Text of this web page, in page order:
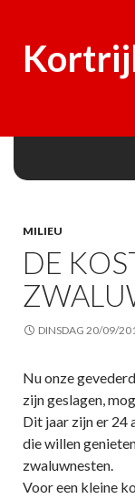
MILIEU
DE
DINSDAG 20/09/
Nu onze
zijn geslagen,
Dit jaar zijn er 24
die willen
zwaluwnesten.
Voor een kleine